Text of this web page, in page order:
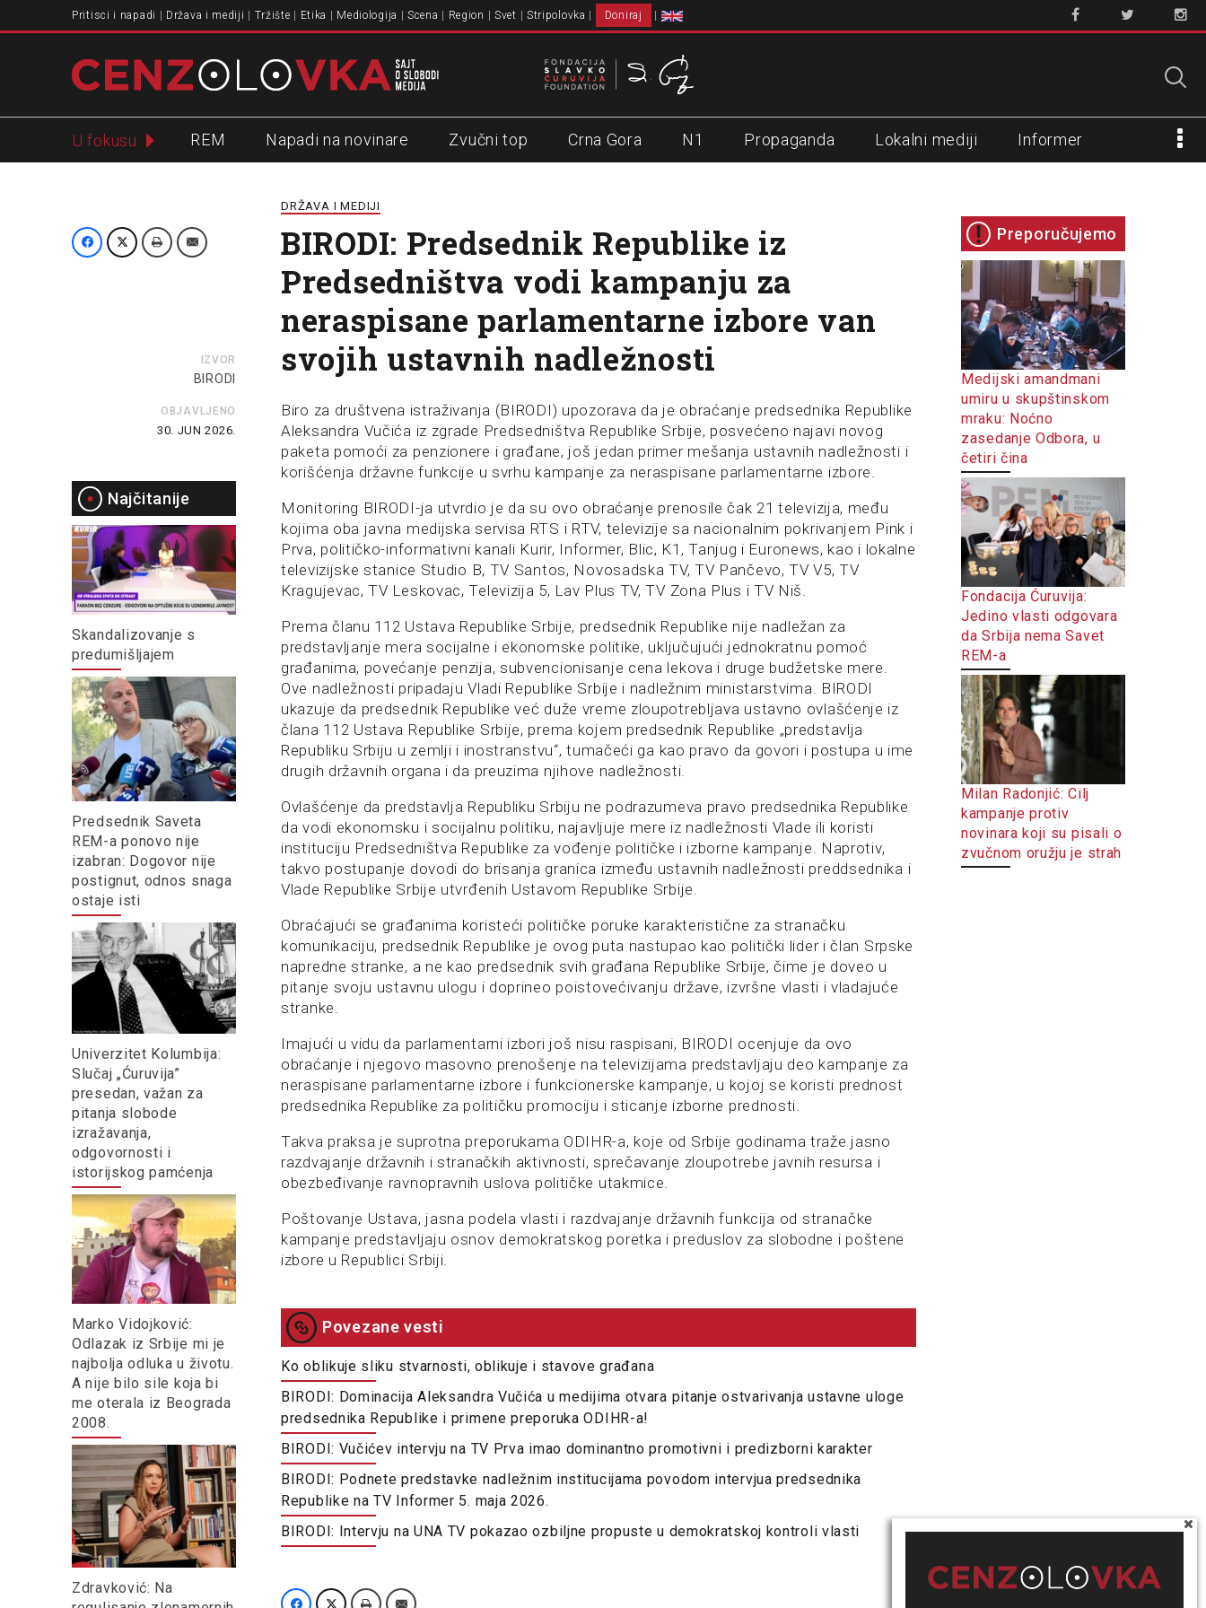
Pritisci i napadi Država i mediji Tržište Etika Mediologija Scena Region Svet Stripolovka Doniraj
U fokusu REM Napadi na novinare Zvučni top Crna Gora N1 Propaganda Lokalni mediji Informer
IZVOR
BIRODI
OBJAVLJENO
30. JUN 2026.
Najčitanije
Skandalizovanje s
predumišljajem
Predsednik Saveta
REM-a ponovo nije
izabran: Dogovor nije
postignut, odnos snaga
ostaje isti
Univerzitet Kolumbija:
Slučaj „Ćuruvija”
presedan, važan za
pitanja slobode
izražavanja,
odgovornosti i
istorijskog pamćenja
Marko Vidojković:
Odlazak iz Srbije mi je
najbolja odluka u životu.
A nije bilo sile koja bi
me oterala iz Beograda
2008.
Zdravković: Na
DRŽAVA I MEDIJI
BIRODI: Predsednik Republike iz
Predsedništva vodi kampanju za
neraspisane parlamentarne izbore van
svojih ustavnih nadležnosti
Biro za društvena istraživanja (BIRODI) upozorava da je obraćanje predsednika Republike
Aleksandra Vučića iz zgrade Predsedništva Republike Srbije, posvećeno najavi novog
paketa pomoći za penzionere i građane, još jedan primer mešanja ustavnih nadležnosti i
korišćenja državne funkcije u svrhu kampanje za neraspisane parlamentarne izbore.
Monitoring BIRODI-ja utvrdio je da su ovo obraćanje prenosile čak 21 televizija, među
kojima oba javna medijska servisa RTS i RTV, televizije sa nacionalnim pokrivanjem Pink i
Prva, političko-informativni kanali Kurir, Informer, Blic, K1, Tanjug i Euronews, kao i lokalne
televizijske stanice Studio B, TV Santos, Novosadska TV, TV Pančevo, TV V5, TV
Kragujevac, TV Leskovac, Televizija 5, Lav Plus TV, TV Zona Plus i TV Niš.
Prema članu 112 Ustava Republike Srbije, predsednik Republike nije nadležan za
predstavljanje mera socijalne i ekonomske politike, uključujući jednokratnu pomoć
građanima, povećanje penzija, subvencionisanje cena lekova i druge budžetske mere.
Ove nadležnosti pripadaju Vladi Republike Srbije i nadležnim ministarstvima. BIRODI
ukazuje da predsednik Republike već duže vreme zloupotrebljava ustavno ovlašćenje iz
člana 112 Ustava Republike Srbije, prema kojem predsednik Republike „predstavlja
Republiku Srbiju u zemlji i inostranstvu“, tumačeći ga kao pravo da govori i postupa u ime
drugih državnih organa i da preuzima njihove nadležnosti.
Ovlašćenje da predstavlja Republiku Srbiju ne podrazumeva pravo predsednika Republike
da vodi ekonomsku i socijalnu politiku, najavljuje mere iz nadležnosti Vlade ili koristi
instituciju Predsedništva Republike za vođenje političke i izborne kampanje. Naprotiv,
takvo postupanje dovodi do brisanja granica između ustavnih nadležnosti preddsednika i
Vlade Republike Srbije utvrđenih Ustavom Republike Srbije.
Obraćajući se građanima koristeći političke poruke karakteristične za stranačku
komunikaciju, predsednik Republike je ovog puta nastupao kao politički lider i član Srpske
napredne stranke, a ne kao predsednik svih građana Republike Srbije, čime je doveo u
pitanje svoju ustavnu ulogu i doprineo poistovećivanju države, izvršne vlasti i vladajuće
stranke.
Imajući u vidu da parlamentarni izbori još nisu raspisani, BIRODI ocenjuje da ovo
obraćanje i njegovo masovno prenošenje na televizijama predstavljaju deo kampanje za
neraspisane parlamentarne izbore i funkcionerske kampanje, u kojoj se koristi prednost
predsednika Republike za političku promociju i sticanje izborne prednosti.
Takva praksa je suprotna preporukama ODIHR-a, koje od Srbije godinama traže jasno
razdvajanje državnih i stranačkih aktivnosti, sprečavanje zloupotrebe javnih resursa i
obezbeđivanje ravnopravnih uslova političke utakmice.
Poštovanje Ustava, jasna podela vlasti i razdvajanje državnih funkcija od stranačke
kampanje predstavljaju osnov demokratskog poretka i preduslov za slobodne i poštene
izbore u Republici Srbiji.
Povezane vesti
Ko oblikuje sliku stvarnosti, oblikuje i stavove građana
BIRODI: Dominacija Aleksandra Vučića u medijima otvara pitanje ostvarivanja ustavne uloge
predsednika Republike i primene preporuka ODIHR-a!
BIRODI: Vučićev intervju na TV Prva imao dominantno promotivni i predizborni karakter
BIRODI: Podnete predstavke nadležnim institucijama povodom intervjua predsednika
Republike na TV Informer 5. maja 2026.
BIRODI: Intervju na UNA TV pokazao ozbiljne propuste u demokratskoj kontroli vlasti
Preporučujemo
Medijski amandmani
umiru u skupštinskom
mraku: Noćno
zasedanje Odbora, u
četiri čina
Fondacija Ćuruvija:
Jedino vlasti odgovara
da Srbija nema Savet
REM-a
Milan Radonjić: Cilj
kampanje protiv
novinara koji su pisali o
zvučnom oružju je strah